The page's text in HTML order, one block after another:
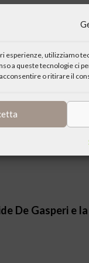
esperienze, utilizziamo
a queste tecnologie ci
o ritirare il
Agostino
statista,
De Gasperi e